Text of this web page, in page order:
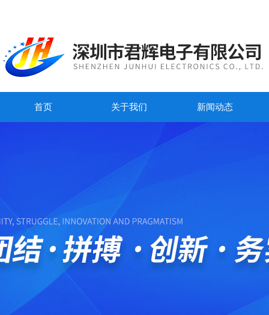
首页 关于我们 新闻动态